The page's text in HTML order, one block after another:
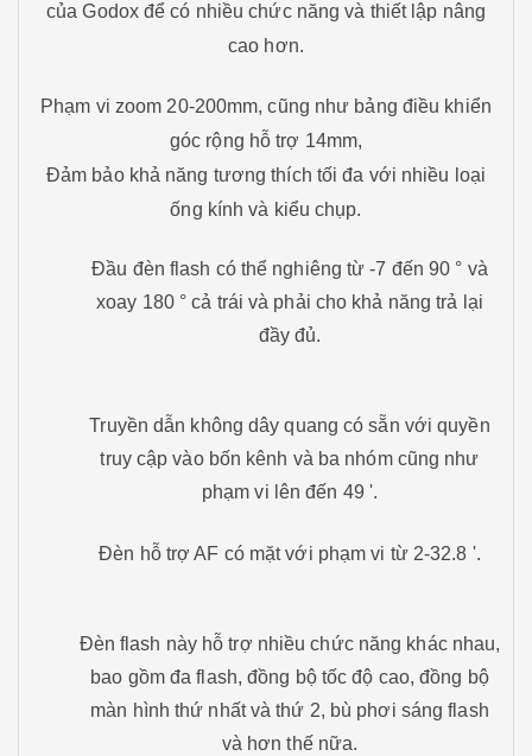
của Godox để có nhiều chức năng và thiết lập nâng
cao hơn.
Phạm vi zoom 20-200mm, cũng như bảng điều khiển
góc rộng hỗ trợ 14mm,
Đảm bảo khả năng tương thích tối đa với nhiều loại
ống kính và kiểu chụp.
Đầu đèn flash có thể nghiêng từ -7 đến 90 ° và
xoay 180 ° cả trái và phải cho khả năng trả lại
đầy đủ.
Truyền dẫn không dây quang có sẵn với quyền
truy cập vào bốn kênh và ba nhóm cũng như
phạm vi lên đến 49 '.
Đèn hỗ trợ AF có mặt với phạm vi từ 2-32.8 '.
Đèn flash này hỗ trợ nhiều chức năng khác nhau,
bao gồm đa flash, đồng bộ tốc độ cao, đồng bộ
màn hình thứ nhất và thứ 2, bù phơi sáng flash
và hơn thế nữa.